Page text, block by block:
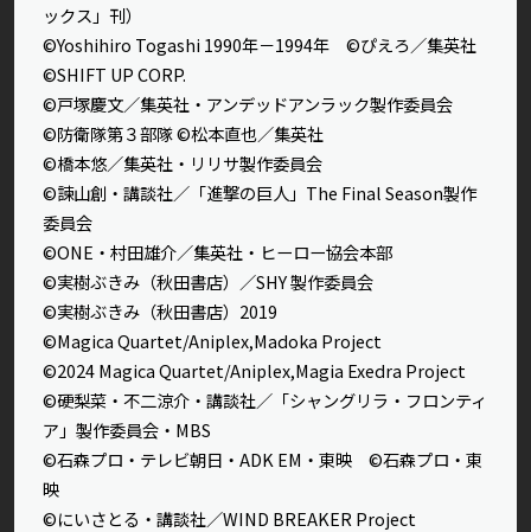
ックス」刊）
©Yoshihiro Togashi 1990年－1994年 ©ぴえろ／集英社
©SHIFT UP CORP.
©戸塚慶文／集英社・アンデッドアンラック製作委員会
©防衛隊第３部隊 ©松本直也／集英社
©橋本悠／集英社・リリサ製作委員会
©諫山創・講談社／「進撃の巨人」The Final Season製作
委員会
©ONE・村田雄介／集英社・ヒーロー協会本部
©実樹ぶきみ（秋田書店）／SHY 製作委員会
©実樹ぶきみ（秋田書店）2019
©Magica Quartet/Aniplex,Madoka Project
©2024 Magica Quartet/Aniplex,Magia Exedra Project
©硬梨菜・不二涼介・講談社／「シャングリラ・フロンティ
ア」製作委員会・MBS
©石森プロ・テレビ朝日・ADK EM・東映 ©石森プロ・東
映
©にいさとる・講談社／WIND BREAKER Project